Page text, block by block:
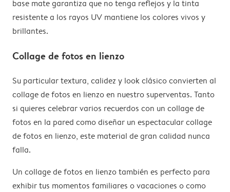
base mate garantiza que no tenga reflejos y la tinta
resistente a los rayos UV mantiene los colores vivos y
brillantes.
Collage de fotos en lienzo
Su particular textura, calidez y look clásico convierten al
collage de fotos en lienzo en nuestro superventas. Tanto
si quieres celebrar varios recuerdos con un collage de
fotos en la pared como diseñar un espectacular collage
de fotos en lienzo, este material de gran calidad nunca
falla.
Un collage de fotos en lienzo también es perfecto para
exhibir tus momentos familiares o vacaciones o como